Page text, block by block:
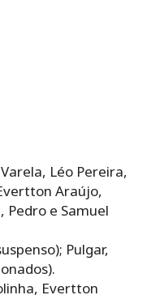
Varela, Léo Pereira,
Araújo,
Pedro e Samuel
Pulgar,
Evertton